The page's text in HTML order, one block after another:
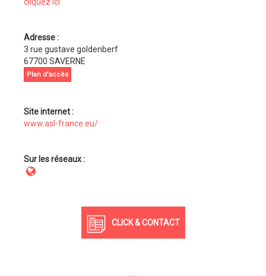
Adresse :
3 rue gustave goldenberf
67700 SAVERNE
Plan d'accès
Site internet :
www.asl-france.eu/
Sur les réseaux :
CLICK & CONTACT